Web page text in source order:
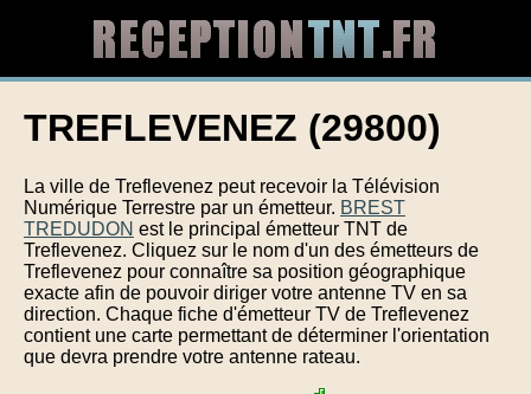
TREFLEVENEZ (29800)
La ville de Treflevenez peut recevoir la Télévision
Numérique Terrestre par un émetteur. BREST
TREDUDON est le principal émetteur TNT de
Treflevenez. Cliquez sur le nom d'un des émetteurs de
Treflevenez pour connaître sa position géographique
exacte afin de pouvoir diriger votre antenne TV en sa
direction. Chaque fiche d'émetteur TV de Treflevenez
contient une carte permettant de déterminer l'orientation
que devra prendre votre antenne rateau.